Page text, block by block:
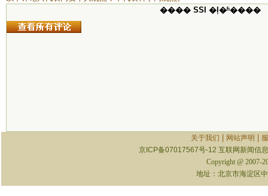
���� SSI �ļ�ʱ����
关于我们 网站声明
京ICP备07017567号-12 互联网新闻信
Copyright @ 2007-
地址：北京市海淀区